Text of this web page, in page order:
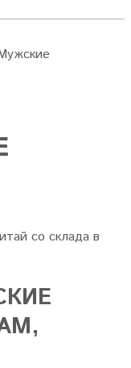
со склада в